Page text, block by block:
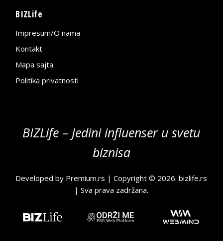
BIZLife
Impresum/O nama
Kontakt
Mapa sajta
Politika privatnosti
BIZLife – Jedini influenser u svetu
biznisa
Developed by Premium.rs | Copyright © 2026.bizlife.rs
| Sva prava zadržana.